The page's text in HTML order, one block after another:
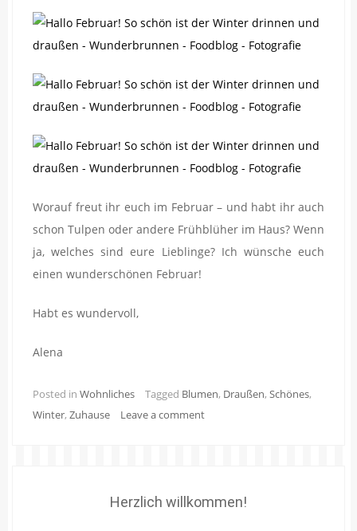
Worauf freut ihr euch im Februar – und habt ihr auch
schon Tulpen oder andere Frühblüher im Haus? Wenn
ja, welches sind eure Lieblinge? Ich wünsche euch
einen wunderschönen Februar!
Habt es wundervoll,
Alena
Posted in Wohnliches Tagged Blumen, Draußen, Schönes,
Winter, Zuhause Leave a comment
Herzlich willkommen!